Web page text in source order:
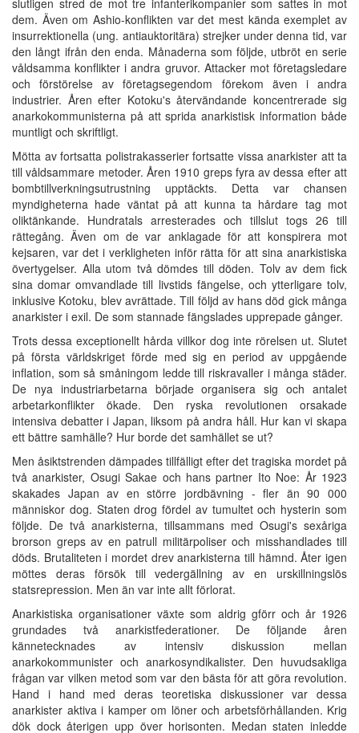
dem. Även om Ashio-konflikten var det mest kända exemplet av
insurrektionella (ung. antiauktoritära) strejker under denna tid, var
den långt ifrån den enda. Månaderna som följde, utbröt en serie
våldsamma konflikter i andra gruvor. Attacker mot företagsledare
och förstörelse av företagsegendom förekom även i andra
industrier. Åren efter Kotoku's återvändande koncentrerade sig
anarkokommunisterna på att sprida anarkistisk information både
muntligt och skriftligt.
Mötta av fortsatta polistrakasserier fortsatte vissa anarkister att ta
till våldsammare metoder. Åren 1910 greps fyra av dessa efter att
bombtillverkningsutrustning upptäckts. Detta var chansen
myndigheterna hade väntat på att kunna ta hårdare tag mot
oliktänkande. Hundratals arresterades och tillslut togs 26 till
rättegång. Även om de var anklagade för att konspirera mot
kejsaren, var det i verkligheten inför rätta för att sina anarkistiska
övertygelser. Alla utom två dömdes till döden. Tolv av dem fick
sina domar omvandlade till livstids fängelse, och ytterligare tolv,
inklusive Kotoku, blev avrättade. Till följd av hans död gick många
anarkister i exil. De som stannade fängslades upprepade gånger.
Trots dessa exceptionellt hårda villkor dog inte rörelsen ut. Slutet
på första världskriget förde med sig en period av uppgående
inflation, som så småningom ledde till riskravaller i många städer.
De nya industriarbetarna började organisera sig och antalet
arbetarkonflikter ökade. Den ryska revolutionen orsakade
intensiva debatter i Japan, liksom på andra håll. Hur kan vi skapa
ett bättre samhälle? Hur borde det samhället se ut?
Men åsiktstrenden dämpades tillfälligt efter det tragiska mordet på
två anarkister, Osugi Sakae och hans partner Ito Noe: År 1923
skakades Japan av en större jordbävning - fler än 90 000
människor dog. Staten drog fördel av tumultet och hysterin som
följde. De två anarkisterna, tillsammans med Osugi's sexåriga
brorson greps av en patrull militärpoliser och misshandlades till
döds. Brutaliteten i mordet drev anarkisterna till hämnd. Åter igen
möttes deras försök till vedergällning av en urskillningslös
statsrepression. Men än var inte allt förlorat.
Anarkistiska organisationer växte som aldrig gförr och år 1926
grundades två anarkistfederationer. De följande åren
kännetecknades av intensiv diskussion mellan
anarkokommunister och anarkosyndikalister. Den huvudsakliga
frågan var vilken metod som var den bästa för att göra revolution.
Hand i hand med deras teoretiska diskussioner var dessa
anarkister aktiva i kamper om löner och arbetsförhållanden. Krig
dök dock återigen upp över horisonten. Medan staten inledde